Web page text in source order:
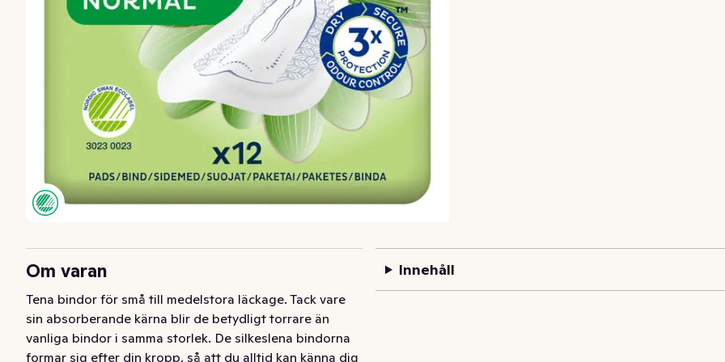
Om varan
Tena bindor för små till medelstora läckage. Tack vare
sin absorberande kärna blir de betydligt torrare än
vanliga bindor i samma storlek. De silkeslena bindorna
formar sig efter din kropp, så att du alltid kan känna dig
Innehåll